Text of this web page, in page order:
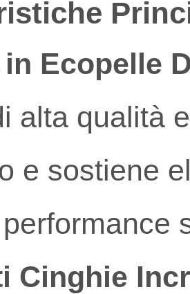
in Ecopelle
alta qualità
e sostiene
Cinghie